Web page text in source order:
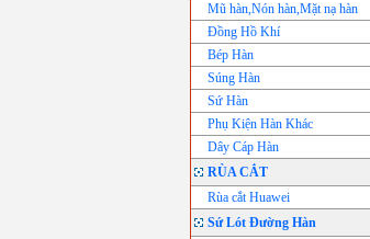
Mũ hàn,Nón hàn,Mặt nạ hàn
Đồng Hồ Khí
Bép Hàn
Súng Hàn
Sứ Hàn
Phụ Kiện Hàn Khác
Dây Cáp Hàn
RÙA CẮT
Rùa cắt Huawei
Sứ Lót Đường Hàn